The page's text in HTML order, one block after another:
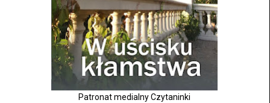
Patronat medialny Czytaninki